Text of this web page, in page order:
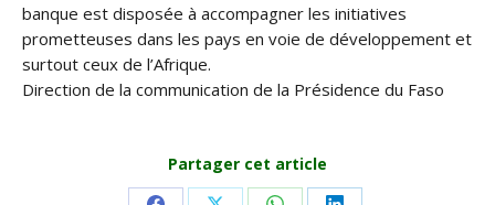
banque est disposée à accompagner les initiatives
prometteuses dans les pays en voie de développement et
surtout ceux de l’Afrique.
Direction de la communication de la Présidence du Faso
Partager cet article